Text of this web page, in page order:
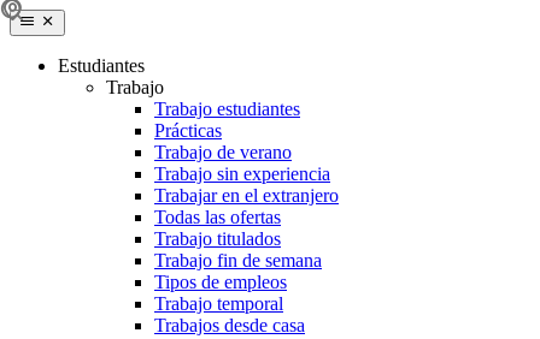
Estudiantes
Trabajo
Trabajo estudiantes
Prácticas
Trabajo de verano
Trabajo sin experiencia
Trabajar en el extranjero
Todas las ofertas
Trabajo titulados
Trabajo fin de semana
Tipos de empleos
Trabajo temporal
Trabajos desde casa